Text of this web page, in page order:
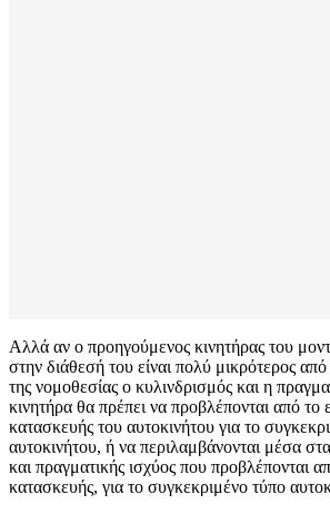
Αλλά αν ο προηγούμενος κινητήρας του
στην διάθεσή του είναι πολύ μικρότερος
της νομοθεσίας ο κυλινδρισμός και η
κινητήρα θα πρέπει να προβλέπονται από το
κατασκευής του αυτοκινήτου για το
αυτοκινήτου, ή να περιλαμβάνονται μέσα
και πραγματικής ισχύος που προβλέπονται
κατασκευής, για το συγκεκριμένο τύπο